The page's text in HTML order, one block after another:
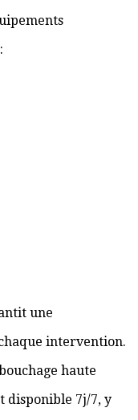
une
intervention.
haute
disponible 7j/7, y